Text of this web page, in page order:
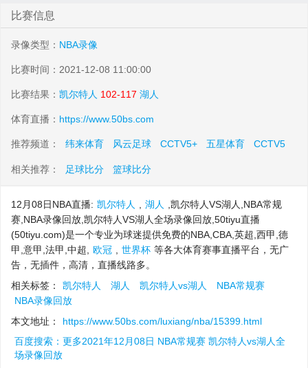
比赛信息
录像类型： NBA录像
比赛时间：2021-12-08 11:00:00
比赛结果： 凯尔特人 102-117 湖人
体育直播： https://www.50bs.com
推荐频道： 纬来体育 风云足球 CCTV5+ 五星体育 CCTV5
相关推荐： 足球比分 篮球比分
12月08日NBA直播: 凯尔特人 湖人
,凯尔特人VS湖人,NBA常规
赛,NBA录像回放,凯尔特人VS湖人全场录像回放,50tiyu直播
(50tiyu.com)是一个专业为球迷提供免费的NBA,CBA,英超,西甲,德
甲,意甲,法甲,中超,
欧冠 世界杯 等各大体育赛事直播平台，无广
告，无插件，高清，直播线路多。
相关标签：
凯尔特人 湖人 凯尔特人vs湖人
NBA常规赛
NBA录像回放
本文地址：
https://www.50bs.com/luxiang/nba/15399.html
百度搜索：更多2021年12月08日 NBA常规赛 凯尔特人vs湖人全
场录像回放